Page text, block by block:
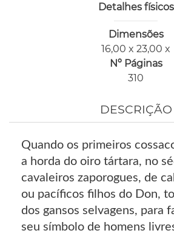
Detalhes físicos
Dimensões
16,00 x 23,00 x
Nº Páginas
310
DESCRIÇÃO
Quando os primeiros
a horda do oiro tártara, no
cavaleiros zaporogues, de
ou pacíficos filhos do Don,
dos gansos selvagens, para
seu símbolo de homens